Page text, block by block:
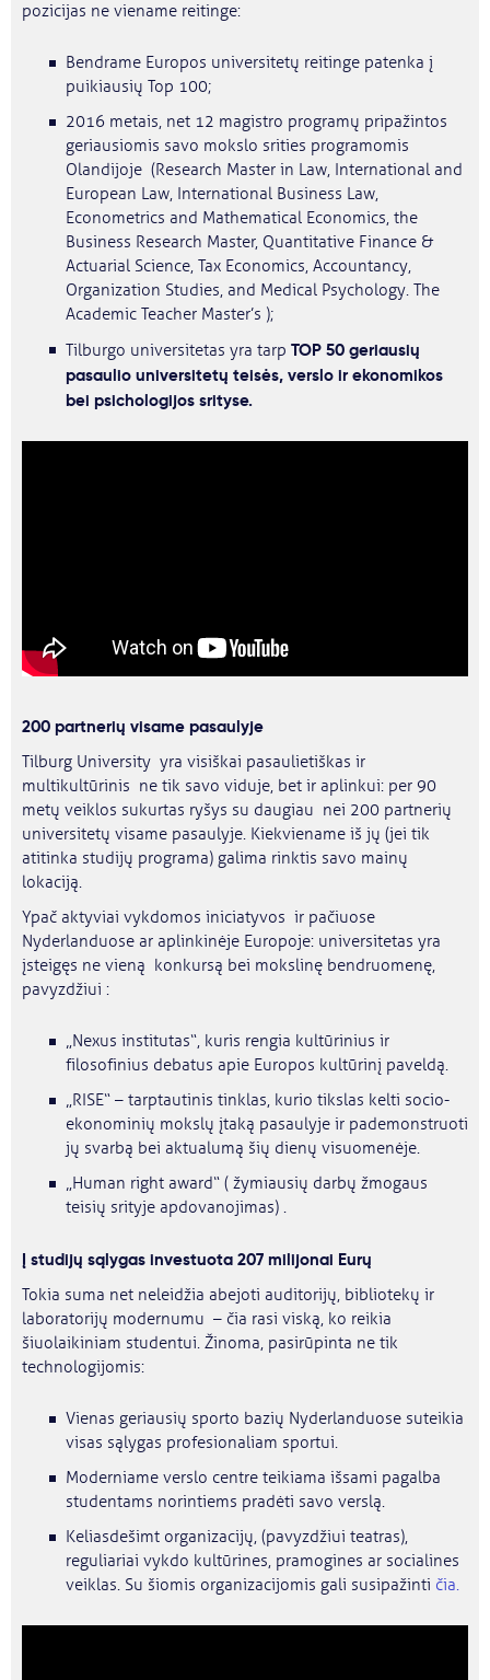
pozicijas ne viename reitinge:
Bendrame Europos universitetų reitinge patenka į
puikiausių Top 100;
2016 metais, net 12 magistro programų pripažintos
geriausiomis savo mokslo srities programomis
Olandijoje (Research Master in Law, International and
European Law, International Business Law,
Econometrics and Mathematical Economics, the
Business Research Master, Quantitative Finance &
Actuarial Science, Tax Economics, Accountancy,
Organization Studies, and Medical Psychology. The
Academic Teacher Master’s );
Tilburgo universitetas yra tarp TOP 50 geriausių
pasaulio universitetų teisės, verslo ir ekonomikos
bei psichologijos srityse.
200 partnerių visame pasaulyje
Tilburg University yra visiškai pasaulietiškas ir
multikultūrinis ne tik savo viduje, bet ir aplinkui: per 90
metų veiklos sukurtas ryšys su daugiau nei 200 partnerių
universitetų visame pasaulyje. Kiekviename iš jų (jei tik
atitinka studijų programa) galima rinktis savo mainų
lokaciją.
Ypač aktyviai vykdomos iniciatyvos ir pačiuose
Nyderlanduose ar aplinkinėje Europoje: universitetas yra
įsteigęs ne vieną konkursą bei mokslinę bendruomenę,
pavyzdžiui :
„Nexus institutas“, kuris rengia kultūrinius ir
filosofinius debatus apie Europos kultūrinį paveldą.
„RISE“ – tarptautinis tinklas, kurio tikslas kelti socio-
ekonominių mokslų įtaką pasaulyje ir pademonstruoti
jų svarbą bei aktualumą šių dienų visuomenėje.
„Human right award“ ( žymiausių darbų žmogaus
teisių srityje apdovanojimas) .
Į studijų sąlygas investuota 207 milijonai Eurų
Tokia suma net neleidžia abejoti auditorijų, bibliotekų ir
laboratorijų modernumu – čia rasi viską, ko reikia
šiuolaikiniam studentui. Žinoma, pasirūpinta ne tik
technologijomis:
Vienas geriausių sporto bazių Nyderlanduose suteikia
visas sąlygas profesionaliam sportui.
Moderniame verslo centre teikiama išsami pagalba
studentams norintiems pradėti savo verslą.
Keliasdešimt organizacijų, (pavyzdžiui teatras),
reguliariai vykdo kultūrines, pramogines ar socialines
veiklas. Su šiomis organizacijomis gali susipažinti čia.